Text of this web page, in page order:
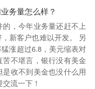
务量怎么样？
，今年业务量还赶不上
新客户也难以开发。 另
涨超过6.8，美元缩表对
不堪言，银行没有美金
收不到美金也没什么用
流一下！